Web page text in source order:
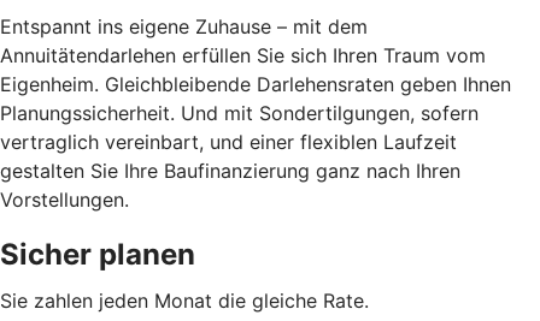
Entspannt ins eigene Zuhause – mit dem
Annuitätendarlehen erfüllen Sie sich Ihren Traum vom
Eigenheim. Gleichbleibende Darlehensraten geben Ihnen
Planungssicherheit. Und mit Sondertilgungen, sofern
vertraglich vereinbart, und einer flexiblen Laufzeit
gestalten Sie Ihre Baufinanzierung ganz nach Ihren
Vorstellungen.
Sicher planen
Sie zahlen jeden Monat die gleiche Rate.